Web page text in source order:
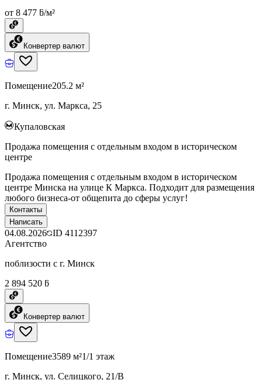
от 8 477 ƃ/м²
Конвертер валют
Помещение205.2 м²
г. Минск, ул. Маркса, 25
Купаловская
Продажа помещения с отдельным входом в историческом
центре
Продажа помещения с отдельным входом в историческом
центре Минска на улице К Маркса. Подходит для размещения
любого бизнеса-от общепита до сферы услуг!
Контакты
Написать
04.08.2026 ID 4112397
Агентство
поблизости с г. Минск
2 894 520 ƃ
Конвертер валют
Помещение3589 м²1/1 этаж
г. Минск, ул. Селицкого, 21/В